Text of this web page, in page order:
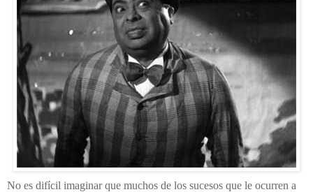
No es difícil imaginar que muchos de los sucesos que le ocurren a